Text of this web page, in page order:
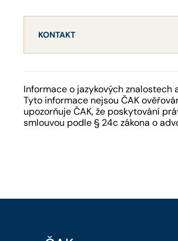
KONTAKT
Informace o jazykových
Tyto informace nejsou ČAK
upozorňuje ČAK, že poskytování
smlouvou podle § 24c zákona o